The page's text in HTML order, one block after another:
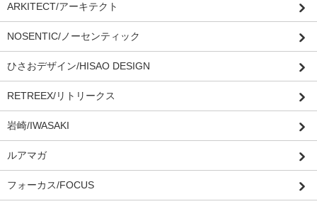
ARKITECT/アーキテクト
NOSENTIC/ノーセンティック
ひさおデザイン/HISAO DESIGN
RETREEX/リトリークス
岩崎/IWASAKI
ルアマガ
フォーカス/FOCUS